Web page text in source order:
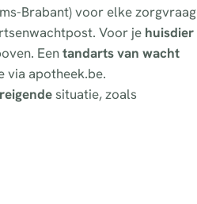
Brabant) voor elke zorgvraag
Voor je huisdier
Eentandarts van wacht
via apotheek.be.
situatie, zoals